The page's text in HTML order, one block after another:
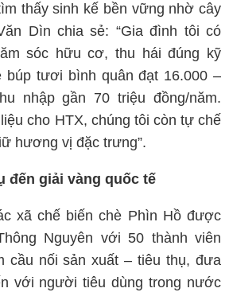
thấy sinh kế bền vững nhờ cây
Dìn chia sẻ: “Gia đình tôi có
sóc hữu cơ, thu hái đúng kỹ
búp tươi bình quân đạt 16.000 –
nhập gần 70 triệu đồng/năm.
cho HTX, chúng tôi còn tự chế
hương vị đặc trưng”.
đến giải vàng quốc tế
xã chế biến chè Phìn Hồ được
Nguyên với 50 thành viên
cầu nối sản xuất – tiêu thụ, đưa
với người tiêu dùng trong nước